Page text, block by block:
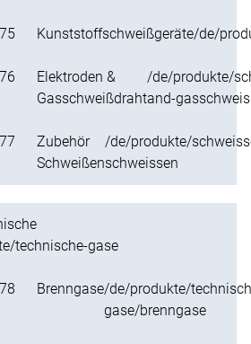
Kunststoffschweißgeräte/de/
Elektroden &
Gasschweißdraht
/de/produkte/
and-
Zubehör
Schweißen
/de/produkte/
schweissen
technische-gase
Brenngase/de/produkte/
gase/brenngase